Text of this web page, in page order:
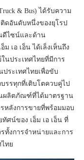
& Bus) ได้รับความ
ดอันดับหนึ่งของยุโรป
ดีไซน์และด้าน
เอ เอ็น ได้เล็งเห็นถึง
นประเทศไทยที่มีการ
ประเทศไทยเพื่อขับ
รรทุกที่เติบโตควบคู่ไป
ผลิตภัณฑ์ที่ได้มาตรฐาน
หลังการขายที่พร้อมมอบ
ศน์ของ เอ็ม เอ เอ็น ที่
ทั้งการจำหน่ายและการ
ทย